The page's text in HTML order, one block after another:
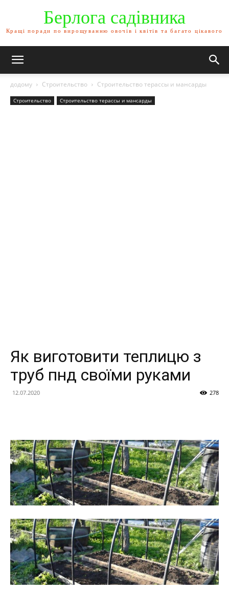
Берлога садівника
Кращі поради по вирощуванню овочів і квітів та багато цікавого
додому Строительство Строительство терассы и мансарды
Строительство Строительство терассы и мансарды
Як виготовити теплицю з
труб пнд своїми руками
12.07.2020 278